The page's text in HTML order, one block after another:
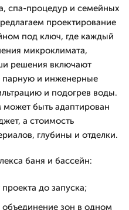
спа-процедур и семейных
проектирование
под ключ, где каждый
микроклимата,
решения включают
парную и инженерные
и подогрев воды.
быть адаптирован
а стоимость
глубины и отделки.
баня и бассейн:
до запуска;
зон в одном